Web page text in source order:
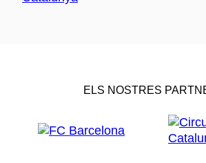
ELS NOSTRES